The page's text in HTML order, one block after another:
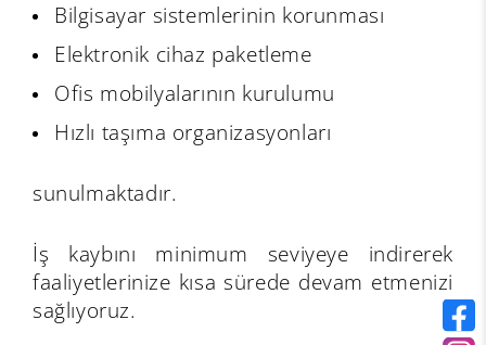
Bilgisayar sistemlerinin korunması
Elektronik cihaz paketleme
Ofis mobilyalarının kurulumu
Hızlı taşıma organizasyonları
sunulmaktadır.
İş kaybını minimum seviyeye indirerek
faaliyetlerinize kısa sürede devam etmenizi
sağlıyoruz.